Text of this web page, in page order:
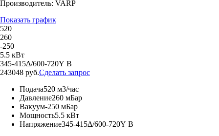
Производитель: VARP
Показать график
520
260
-250
5.5 кВт
345-415Δ/600-720Y В
243048 руб.Сделать запрос
Подача520 м3/час
Давление260 мБар
Вакуум-250 мБар
Мощность5.5 кВт
Напряжение345-415Δ/600-720Y В